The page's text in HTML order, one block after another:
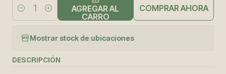
Cantidad
AGREGAR AL
CARRO
COMPRAR AHORA
Mostrar stock de ubicaciones
DESCRIPCIÓN